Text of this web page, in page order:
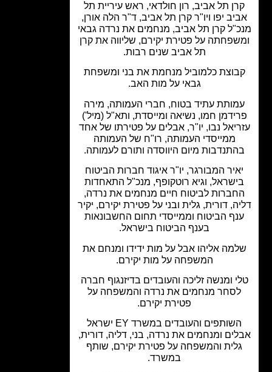
תל אביב, רון חולדאי, ראש עיריית תל
יפו ויו"ר קרן תל אביב, ד"ר הלה אורן,
קרן תל אביב, מנחמים את נרדה גבאי
על פטירת יקירם, שליווה את קרן
תל אביב שנים רבות.
כלמוביל מנחמת את בני ומשפחת
גבאי על מות האב.
עתיד בטוח, חברי העמותה, מירה
חמו, נשיאה ומייסדת, ותא"ל (מיל')
נבו, יו"ר, אבלים על פטירתו של אחד
ממייסדי העמותה, רו"ח של העמותה
מיום היווסדה ותורם לעמותה.
המבורגר, יו"ר איגוד חברות הביטוח
וגיא רוטקופף, מנכ"ל התאחדות
לביטוח חיים מנחמים את נרדה,
דורית, גלית ובני על פטירת יקירם, יקיר
הביטוח וממייסדי תחום החשבונאות
בענף הביטוח בישראל.
אליהו אבל על מות ידידו ומנחם את
המשפחה על מות יקירם.
ומנשה זליכה והעובדים בדיזנגוף חברה
מנחמים את נרדה והמשפחה על
פטירת יקירם.
השותפים והעובדים במשרד EY ישראל
ומנחמים את נרדה, בני, דליה, דורית,
והמשפחה על פטירת יקירם, שותף
במשרד.